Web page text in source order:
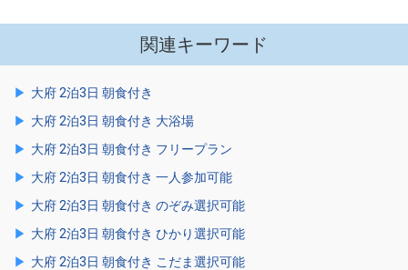
関連キーワード
大府 2泊3日 朝食付き
大府 2泊3日 朝食付き 大浴場
大府 2泊3日 朝食付き フリープラン
大府 2泊3日 朝食付き 一人参加可能
大府 2泊3日 朝食付き のぞみ選択可能
大府 2泊3日 朝食付き ひかり選択可能
大府 2泊3日 朝食付き こだま選択可能